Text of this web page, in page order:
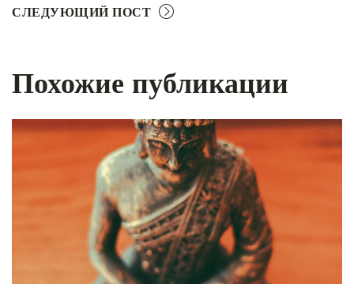
СЛЕДУЮЩИЙ ПОСТ
Похожие публикации